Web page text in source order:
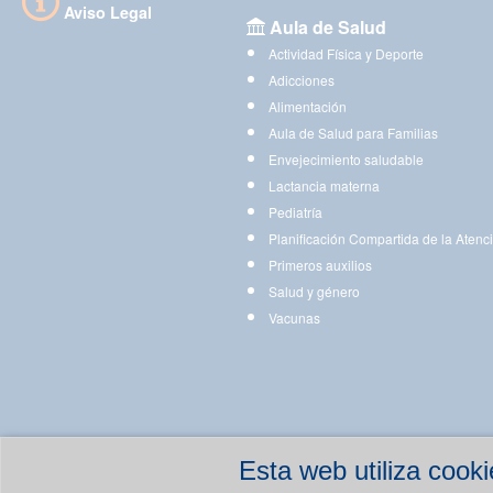
Esta web utiliza
Aviso Legal
Aula de Salud
Actividad Física y Deporte
Adicciones
Alimentación
Aula de Salud para Familias
Envejecimiento saludable
Lactancia materna
Pediatría
Planificación Compartida de la
Primeros auxilios
Salud y género
Vacunas